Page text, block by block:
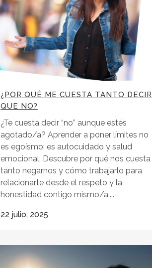
¿POR QUÉ ME CUESTA TANTO DECIR
QUE NO?
¿Te cuesta decir “no” aunque estés
agotado/a? Aprender a poner límites no
es egoísmo: es autocuidado y salud
emocional. Descubre por qué nos cuesta
tanto negarnos y cómo trabajarlo para
relacionarte desde el respeto y la
honestidad contigo mismo/a....
22 julio, 2025